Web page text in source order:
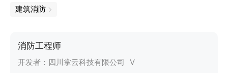
建筑消防
消防工程师
开发者： 四川掌云科技有限公司
V